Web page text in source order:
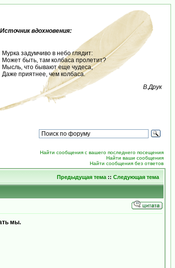
Источник вдохновения:
Мурка задумчиво в небо глядит:
Может быть, там колбаса пролетит?
Мысль, что бывают еще чудеса,
Даже приятнее, чем колбаса.
В.Друк
Найти сообщения с вашего последнего посещения
Найти ваши сообщения
Найти сообщения без ответов
Предыдущая тема :: Следующая тема
мы.